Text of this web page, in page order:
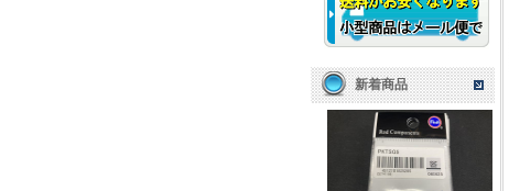
新着商品